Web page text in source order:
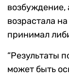
возбуждение,
возрастала
принимал
“Результаты
может быть